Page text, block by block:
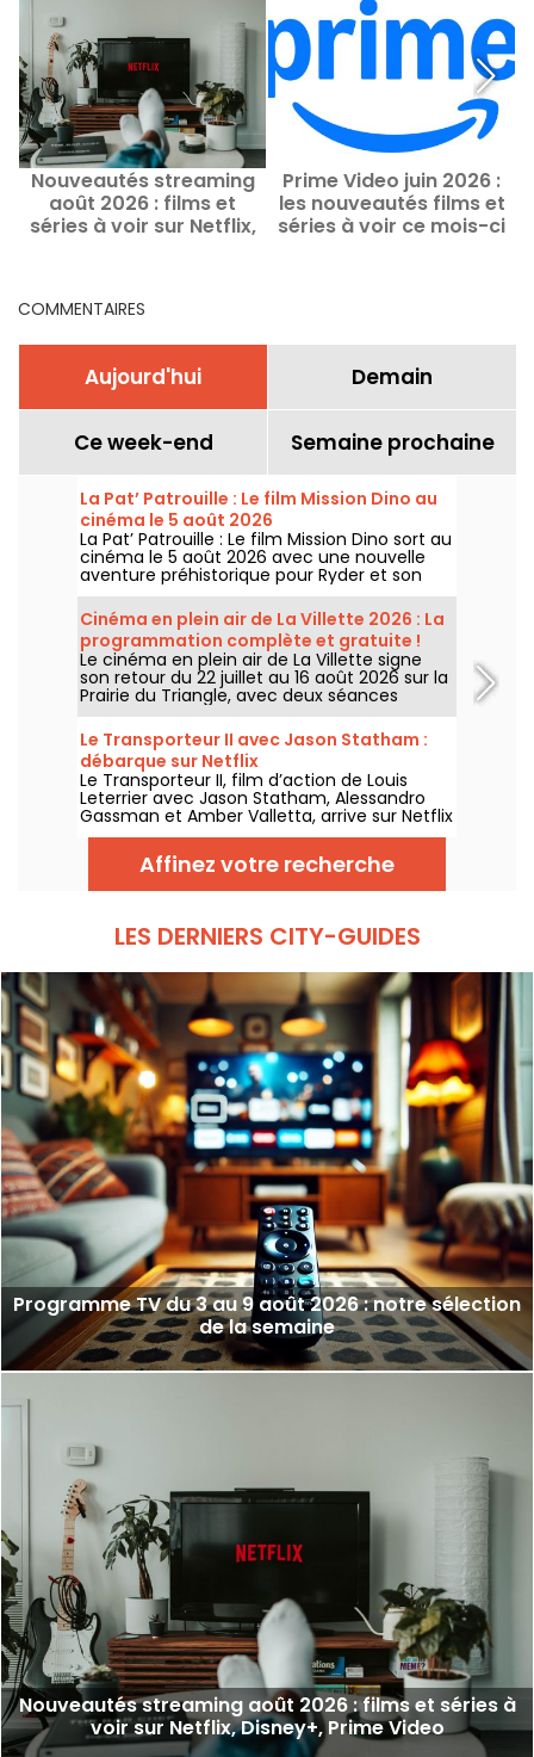
Nouveautés streaming
août 2026 : films et
séries à voir sur Netflix,
Prime Video juin 2026 :
les nouveautés films et
séries à voir ce mois-ci
COMMENTAIRES
Aujourd'hui Demain
Ce week-end Semaine prochaine
La Pat’ Patrouille : Le film Mission Dino au
cinéma le 5 août 2026
La Pat’ Patrouille : Le film Mission Dino sort au
cinéma le 5 août 2026 avec une nouvelle
aventure préhistorique pour Ryder et son
équipe.
Cinéma en plein air de La Villette 2026 : La
programmation complète et gratuite !
Le cinéma en plein air de La Villette signe
son retour du 22 juillet au 16 août 2026 sur la
Prairie du Triangle, avec deux séances
gratuites par jour, à 18h et 21h. Pour cette
35e édition, le festival met à l’honneur le
thème “L’appel de la forêt”. Découvrez la
programmation complète et gratuite !
Le Transporteur II avec Jason Statham :
débarque sur Netflix
Le Transporteur II, film d’action de Louis
Leterrier avec Jason Statham, Alessandro
Gassman et Amber Valletta, arrive sur Netflix
le 29 juillet 2026.
Affinez votre recherche
LES DERNIERS CITY-GUIDES
Programme TV du 3 au 9 août 2026 : notre sélection
de la semaine
Nouveautés streaming août 2026 : films et séries à
voir sur Netflix, Disney+, Prime Video